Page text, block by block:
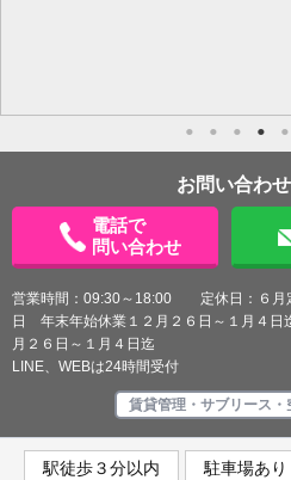
お問い合わせ
電話で
問い合わせ
営業時間：09:30～18:00 定休日：６月
日 年末年始休業１２月２６日～１月４
月２６日～１月４日迄
LINE、WEBは24時間受付
賃貸管理・サブリース
駅徒歩３分以内 駐車場あり